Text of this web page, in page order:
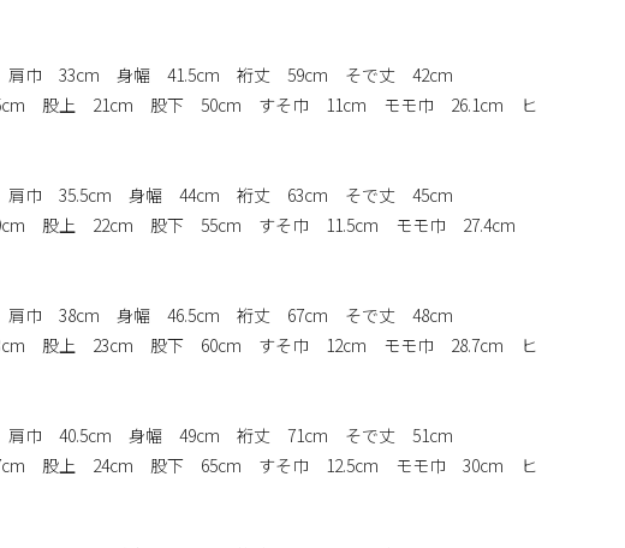
肩巾 33cm 身幅 41.5cm 裄丈 59cm そで丈 42cm
股上 21cm 股下 50cm すそ巾 11cm モモ巾 26.1cm ヒ
肩巾 35.5cm 身幅 44cm 裄丈 63cm そで丈 45cm
股上 22cm 股下 55cm すそ巾 11.5cm モモ巾 27.4cm
肩巾 38cm 身幅 46.5cm 裄丈 67cm そで丈 48cm
股上 23cm 股下 60cm すそ巾 12cm モモ巾 28.7cm ヒ
肩巾 40.5cm 身幅 49cm 裄丈 71cm そで丈 51cm
股上 24cm 股下 65cm すそ巾 12.5cm モモ巾 30cm ヒ